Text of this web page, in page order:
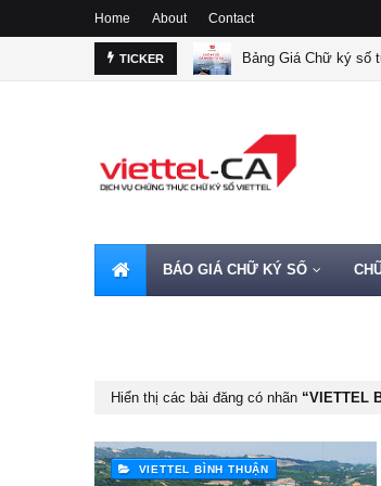
Home About Contact
TICKER Bảng Giá Chữ ký số
BÁO GIÁ CHỮ KÝ SỐ
Hiển thị các bài đăng có nhãn VIETTEL
VIETTEL BÌNH THUẬN